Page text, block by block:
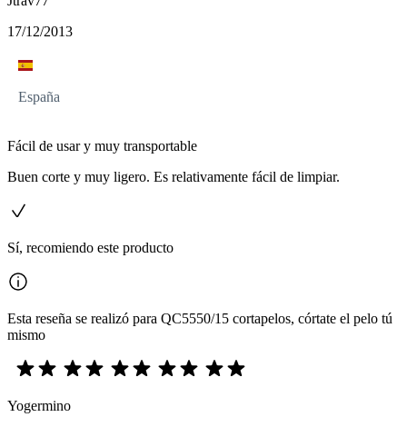
17/12/2013
España
Fácil de usar y muy transportable
Buen corte y muy ligero. Es relativamente fácil de limpiar.
Sí, recomiendo este producto
Esta reseña se realizó para QC5550/15 cortapelos, córtate el pelo tú
mismo
Yogermino